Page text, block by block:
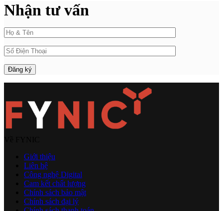
Nhận tư vấn
Giới thiệu
Liên hệ
Công nghệ Digital
Cam kết chất lượng
Chính sách bảo mật
Chính sách đại lý